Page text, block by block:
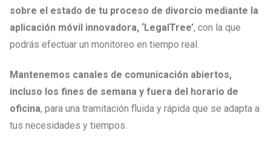
sobre el estado de tu proceso de divorcio mediante la
aplicación móvil innovadora, ‘LegalTree’, con la que
podrás efectuar un monitoreo en tiempo real.
Mantenemos canales de comunicación abiertos,
incluso los fines de semana y fuera del horario de
oficina, para una tramitación fluida y rápida que se adapta a
tus necesidades y tiempos.